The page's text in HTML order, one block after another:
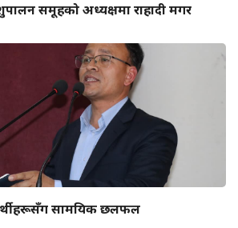
समूहको अध्यक्षमा राहादी मगर
सामयिक छलफल